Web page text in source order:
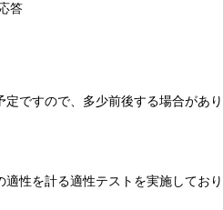
答
ですので、多少前後する場合があり
適性を計る適性テストを実施しており